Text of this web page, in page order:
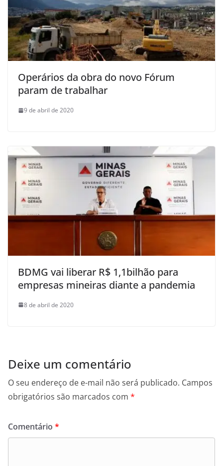
Operários da obra do novo Fórum
param de trabalhar
9 de abril de 2020
BDMG vai liberar R$ 1,1bilhão para
empresas mineiras diante a pandemia
8 de abril de 2020
Deixe um comentário
O seu endereço de e-mail não será publicado. Campos
obrigatórios são marcados com *
Comentário *